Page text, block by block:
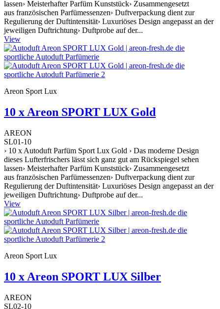
lassen› Meisterhafter Parfüm Kunststück› Zusammengesetzt
aus französischen Parfümessenzen› Duftverpackung dient zur
Regulierung der Duftintensität› Luxuriöses Design angepasst an der
jeweiligen Duftrichtung› Duftprobe auf der...
View
Areon Sport Lux
10 x Areon SPORT LUX Gold
AREON
SL01-10
› 10 x Autoduft Parfüm Sport Lux Gold › Das moderne Design
dieses Lufterfrischers lässt sich ganz gut am Rückspiegel sehen
lassen› Meisterhafter Parfüm Kunststück› Zusammengesetzt
aus französischen Parfümessenzen› Duftverpackung dient zur
Regulierung der Duftintensität› Luxuriöses Design angepasst an der
jeweiligen Duftrichtung› Duftprobe auf der...
View
Areon Sport Lux
10 x Areon SPORT LUX Silber
AREON
SL02-10